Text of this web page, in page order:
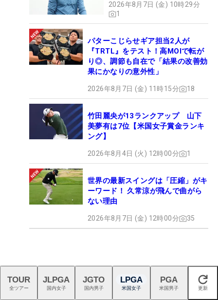
2026年8月7日 (金) 10時29分
1
パターこじらせギア担当2人が
『TRTL』をテスト！高MOIで転が
り◎、調節も自在で「結果の改善効
果にかなりの意外性」
2026年8月7日 (金) 11時15分 18
竹田麗央が13ランクアップ 山下
美夢有は7位【米国女子賞金ランキ
ング】
2026年8月4日 (火) 12時00分 1
世界の最新スイングは「圧縮」がキ
ーワード！ 久常涼が飛んで曲がら
ない理由
2026年8月7日 (金) 12時00分 35
閉じる
TOUR
全ツアー
JLPGA
国内女子
JGTO
国内男子
LPGA
米国女子
PGA
米国男子 更新